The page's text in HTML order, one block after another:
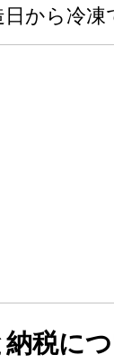
日から冷凍
税に